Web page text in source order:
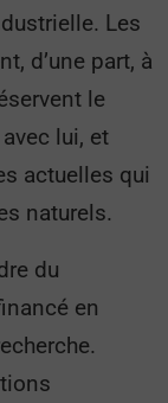
Les
d’une part, à
le
lui, et
actuelles qui
naturels.
du
en